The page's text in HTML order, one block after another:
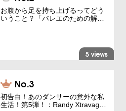
お腹から足を持ち上げるってどう
いうこと？「バレエのための解…
5 views
初告白！あのダンサーの意外な私
生活！第5弾！：Randy Xtravag…